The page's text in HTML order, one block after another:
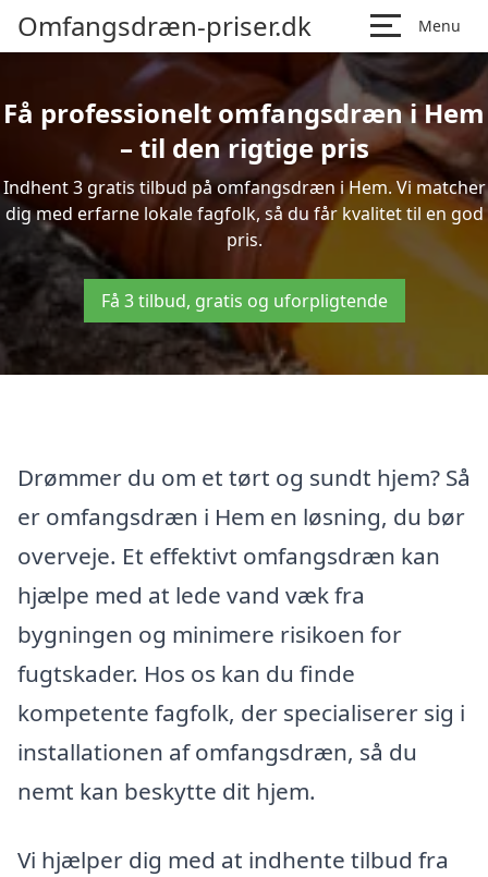
Omfangsdræn-priser.dk Menu
Få professionelt omfangsdræn i Hem
– til den rigtige pris
Indhent 3 gratis tilbud på omfangsdræn i Hem. Vi matcher
dig med erfarne lokale fagfolk, så du får kvalitet til en god
pris.
Få 3 tilbud, gratis og uforpligtende
Drømmer du om et tørt og sundt hjem? Så
er omfangsdræn i Hem en løsning, du bør
overveje. Et effektivt omfangsdræn kan
hjælpe med at lede vand væk fra
bygningen og minimere risikoen for
fugtskader. Hos os kan du finde
kompetente fagfolk, der specialiserer sig i
installationen af omfangsdræn, så du
nemt kan beskytte dit hjem.
Vi hjælper dig med at indhente tilbud fra